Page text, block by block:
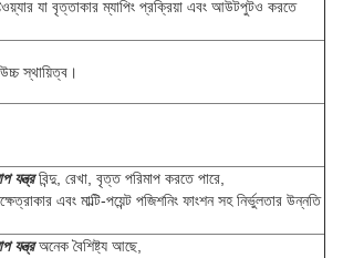
যা বৃত্তাকার ম্যাপিং প্রক্রিয়া এবং আউটপুটও করতে
স্থায়িত্ব।
যন্ত্রবিন্দু, রেখা, বৃত্ত পরিমাপ করতে পারে,
এবং মাল্টি-পয়েন্ট পজিশনিং ফাংশন সহ নির্ভুলতার উন্নতি
যন্ত্রঅনেক বৈশিষ্ট্য আছে,